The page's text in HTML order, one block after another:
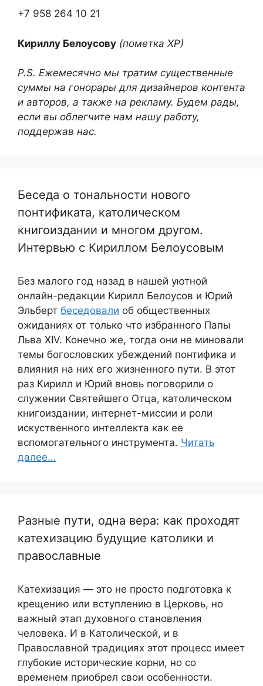
+7 958 264 10 21
Кириллу Белоусову (пометка ХР)
P.S. Ежемесячно мы тратим существенные
суммы на гонорары для дизайнеров контента
и авторов, а также на рекламу. Будем рады,
если вы облегчите нам нашу работу,
поддержав нас.
Беседа о тональности нового
понтификата, католическом
книгоиздании и многом другом.
Интервью с Кириллом Белоусовым
Без малого год назад в нашей уютной
онлайн-редакции Кирилл Белоусов и Юрий
Эльберт беседовали об общественных
ожиданиях от только что избранного Папы
Льва XIV. Конечно же, тогда они не миновали
темы богословских убеждений понтифика и
влияния на них его жизненного пути. В этот
раз Кирилл и Юрий вновь поговорили о
служении Святейшего Отца, католическом
книгоиздании, интернет-миссии и роли
искуственного интеллекта как ее
вспомогательного инструмента. Читать
далее…
Разные пути, одна вера: как проходят
катехизацию будущие католики и
православные
Катехизация — это не просто подготовка к
крещению или вступлению в Церковь, но
важный этап духовного становления
человека. И в Католической, и в
Православной традициях этот процесс имеет
глубокие исторические корни, но со
временем приобрел свои особенности.